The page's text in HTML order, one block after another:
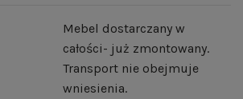
Mebel dostarczany w
całości- już zmontowany.
Transport nie obejmuje
wniesienia.